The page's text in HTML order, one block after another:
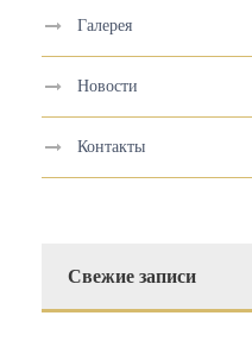
Галерея
Новости
Контакты
Свежие записи